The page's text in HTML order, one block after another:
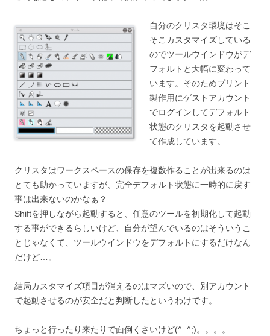
自分のクリスタ環境はそこ
そこカスタマイズしている
のでツールウインドウがデ
フォルトと大幅に変わって
います。そのためプリント
製作用にゲストアカウント
でログインしてデフォルト
状態のクリスタを起動させ
て作成しています。
クリスタはワークスペースの保存を複数作ることが出来るのは
とても助かっていますが、完全デフォルト状態に一時的に戻す
事は出来ないのかなぁ？
Shiftを押しながら起動すると、任意のツールを初期化して起動
する事ができるらしいけど、自分が望んでいるのはそういうこ
とじゃなくて、ツールウインドウをデフォルトにするだけなん
だけど…。
結局カスタマイズ項目が消えるのはマズいので、別アカウント
で起動させるのが安全だと判断したというわけです。
ちょっと行ったり来たりで面倒くさいけど(^_^;)。。。。